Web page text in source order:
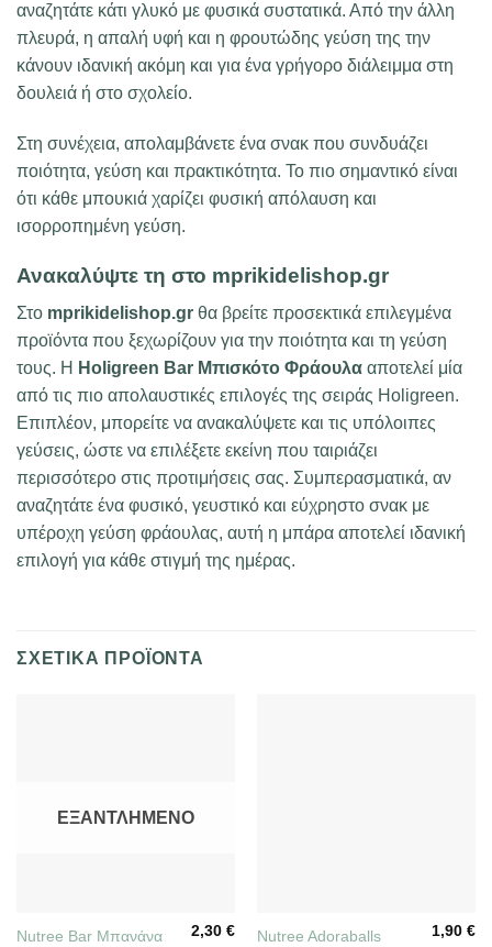
αναζητάτε κάτι γλυκό με φυσικά συστατικά. Από την άλλη
πλευρά, η απαλή υφή και η φρουτώδης γεύση της την
κάνουν ιδανική ακόμη και για ένα γρήγορο διάλειμμα στη
δουλειά ή στο σχολείο.
Στη συνέχεια, απολαμβάνετε ένα σνακ που συνδυάζει
ποιότητα, γεύση και πρακτικότητα. Το πιο σημαντικό είναι
ότι κάθε μπουκιά χαρίζει φυσική απόλαυση και
ισορροπημένη γεύση.
Ανακαλύψτε τη στο mprikidelishop.gr
Στο mprikidelishop.gr θα βρείτε προσεκτικά επιλεγμένα
προϊόντα που ξεχωρίζουν για την ποιότητα και τη γεύση
τους. Η Holigreen Bar Μπισκότο Φράουλα αποτελεί μία
από τις πιο απολαυστικές επιλογές της σειράς Holigreen.
Επιπλέον, μπορείτε να ανακαλύψετε και τις υπόλοιπες
γεύσεις, ώστε να επιλέξετε εκείνη που ταιριάζει
περισσότερο στις προτιμήσεις σας. Συμπερασματικά, αν
αναζητάτε ένα φυσικό, γευστικό και εύχρηστο σνακ με
υπέροχη γεύση φράουλας, αυτή η μπάρα αποτελεί ιδανική
επιλογή για κάθε στιγμή της ημέρας.
ΣΧΕΤΙΚΆ ΠΡΟΪΌΝΤΑ
ΕΞΑΝΤΛΗΜΈΝΟ
Nutree Bar Μπανάνα
2,30€
Nutree Adoraballs
1,90€